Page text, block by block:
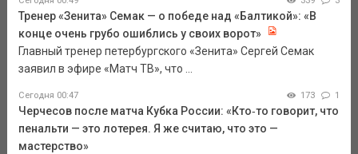
Тренер «Зенита» Семак — о победе над «Балтикой»: «В
конце очень грубо ошиблись у своих ворот»
Главный тренер петербургского «Зенита» Сергей Семак
заявил в эфире «Матч ТВ», что ...
Сегодня 00:47 173 1
Черчесов после матча Кубка России: «Кто‑то говорит, что
пенальти — это лотерея. Я же считаю, что это —
мастерство»